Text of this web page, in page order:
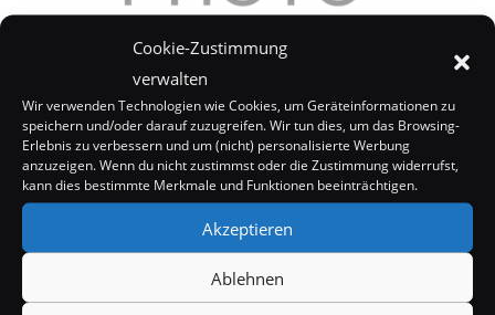
Cookie-Zustimmung
verwalten
Wir verwenden Technologien wie Cookies, um Geräteinformationen zu
speichern und/oder darauf zuzugreifen. Wir tun dies, um das Browsing-
Erlebnis zu verbessern und um (nicht) personalisierte Werbung
anzuzeigen. Wenn du nicht zustimmst oder die Zustimmung widerrufst,
kann dies bestimmte Merkmale und Funktionen beeinträchtigen.
Akzeptieren
Ablehnen
Jessica Alba: 1,5 Millionen für Baby-Bilder
14. Juli 2008